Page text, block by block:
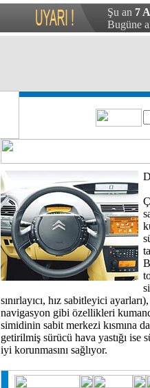
Şu an 7
Bugüne
sınırlayıcı, hız sabitleyici
navigasyon gibi özellikleri
simidinin sabit merkezi kısmına
getirilmiş sürücü hava yastığı ise
iyi korunmasını sağlıyor.